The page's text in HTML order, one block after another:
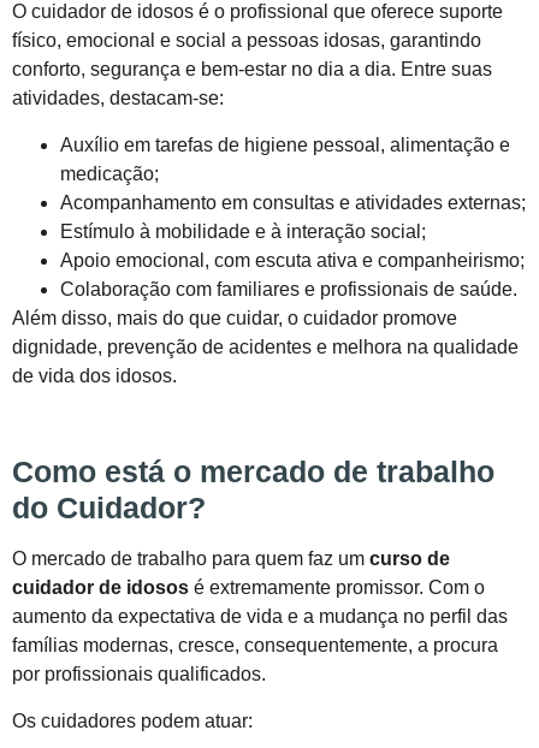
O cuidador de idosos é o profissional que oferece suporte
físico, emocional e social a pessoas idosas, garantindo
conforto, segurança e bem-estar no dia a dia. Entre suas
atividades, destacam-se:
Auxílio em tarefas de higiene pessoal, alimentação e
medicação;
Acompanhamento em consultas e atividades externas;
Estímulo à mobilidade e à interação social;
Apoio emocional, com escuta ativa e companheirismo;
Colaboração com familiares e profissionais de saúde.
Além disso, mais do que cuidar, o cuidador promove
dignidade, prevenção de acidentes e melhora na qualidade
de vida dos idosos.
Como está o mercado de trabalho
do Cuidador?
O mercado de trabalho para quem faz um curso de
cuidador de idosos é extremamente promissor. Com o
aumento da expectativa de vida e a mudança no perfil das
famílias modernas, cresce, consequentemente, a procura
por profissionais qualificados.
Os cuidadores podem atuar: